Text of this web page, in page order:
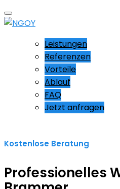
Leistungen
Referenzen
Vorteile
Ablauf
FAQ
Jetzt anfragen
Kostenlose Beratung
Professionelles